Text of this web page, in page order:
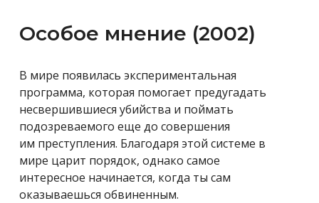
Особое мнение (2002)
В мире появилась экспериментальная
программа, которая помогает предугадать
несвершившиеся убийства и поймать
подозреваемого еще до совершения
им преступления. Благодаря этой системе в
мире царит порядок, однако самое
интересное начинается, когда ты сам
оказываешься обвиненным.